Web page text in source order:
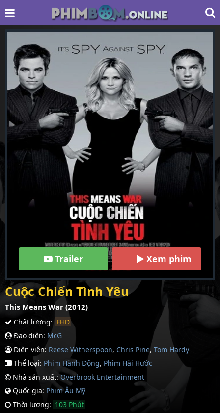
Trailer Xem phim
Cuộc Chiến Tình Yêu
This Means War (2012)
Chất lượng: FHD
Đạo diễn: McG
Diễn viên: Reese Witherspoon, Chris Pine, Tom Hardy
Thể loại: Phim Hành Động, Phim Hài Hước
Nhà sản xuất: Overbrook Entertainment
Quốc gia: Phim Âu Mỹ
Thời lượng: 103 Phút